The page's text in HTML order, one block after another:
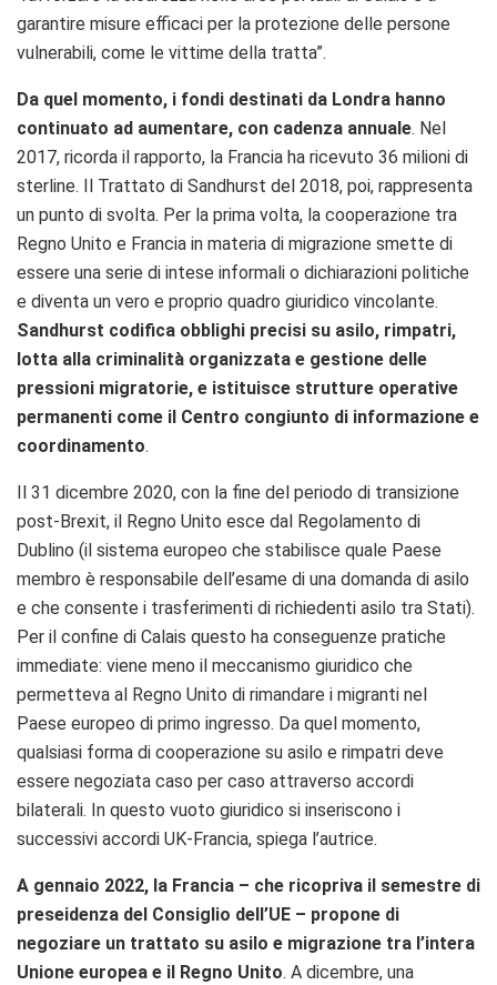
garantire misure efficaci per la protezione delle persone
vulnerabili, come le vittime della tratta”.
Da quel momento, i fondi destinati da Londra hanno
continuato ad aumentare, con cadenza annuale. Nel
2017, ricorda il rapporto, la Francia ha ricevuto 36 milioni di
sterline. Il Trattato di Sandhurst del 2018, poi, rappresenta
un punto di svolta. Per la prima volta, la cooperazione tra
Regno Unito e Francia in materia di migrazione smette di
essere una serie di intese informali o dichiarazioni politiche
e diventa un vero e proprio quadro giuridico vincolante.
Sandhurst codifica obblighi precisi su asilo, rimpatri,
lotta alla criminalità organizzata e gestione delle
pressioni migratorie, e istituisce strutture operative
permanenti come il Centro congiunto di informazione e
coordinamento.
Il 31 dicembre 2020, con la fine del periodo di transizione
post-Brexit, il Regno Unito esce dal Regolamento di
Dublino (il sistema europeo che stabilisce quale Paese
membro è responsabile dell’esame di una domanda di asilo
e che consente i trasferimenti di richiedenti asilo tra Stati).
Per il confine di Calais questo ha conseguenze pratiche
immediate: viene meno il meccanismo giuridico che
permetteva al Regno Unito di rimandare i migranti nel
Paese europeo di primo ingresso. Da quel momento,
qualsiasi forma di cooperazione su asilo e rimpatri deve
essere negoziata caso per caso attraverso accordi
bilaterali. In questo vuoto giuridico si inseriscono i
successivi accordi UK-Francia, spiega l’autrice.
A gennaio 2022, la Francia – che ricopriva il semestre di
preseidenza del Consiglio dell’UE – propone di
negoziare un trattato su asilo e migrazione tra l’intera
Unione europea e il Regno Unito. A dicembre, una